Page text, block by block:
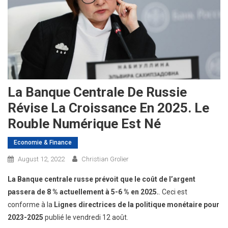
La Banque Centrale De Russie
Révise La Croissance En 2025. Le
Rouble Numérique Est Né
Economie & Finance
August 12, 2022 Christian Grolier
La Banque centrale russe prévoit que le coût de l’argent
passera de 8 % actuellement à 5-6 % en 2025. . Ceci est
conforme à la Lignes directrices de la politique monétaire pour
2023-2025 publié le vendredi 12 août.